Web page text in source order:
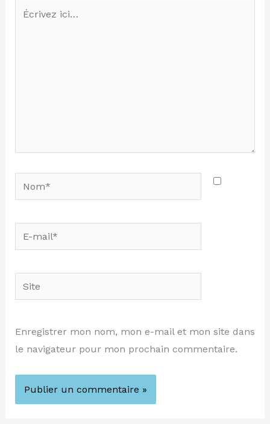
mail*
Site
Enregistrer mon nom, mon e-mail et mon site dans
le navigateur pour mon prochain commentaire.